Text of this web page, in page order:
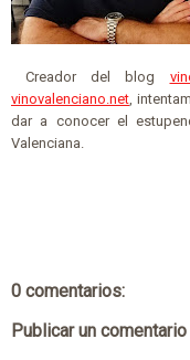
Creador del blog
vinovalenciano.net ,
dar a conocer el
Valenciana.
0 comentarios:
Publicar un comentario